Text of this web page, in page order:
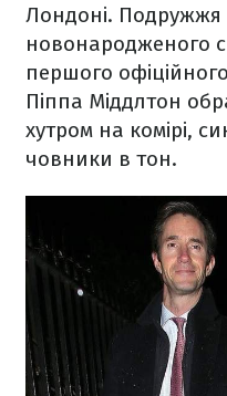
Лондоні.
новонародженого
першого
Піппа Міддлтон
хутром на комірі,
човники в тон.